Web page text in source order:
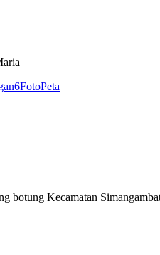
6FotoPeta
botung Kecamatan